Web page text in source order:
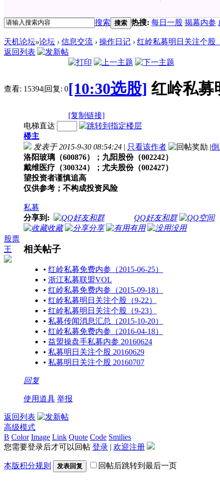
搜索 搜索 热搜: 每日一股 揭幕内参
天机论坛»论坛 › 信息交流 › 操作日记 › 红岭私募明日关注个股
返回列表
查看: 15394|回复: 0[10:30选股] 红岭私募
[复制链接]
股票
王
电梯直达
楼主
发表于 2015-9-30 08:54:24 | 只看该作者 |
洛阳玻璃（600876）；九阳股份（002242）
戴维医疗（300324）；尤夫股份（002427）
望投资者谨慎追高
仅供参考；不构成投资风险
私募
分享到:
QQ好友和群
收藏
分享 有用 没用
相关帖子
• 红岭私募免费内参（2015-06-25）
• 浙江私募联盟VOL
• 红岭私募免费内参（2015-09-18）
• 红岭私募明日关注个股（9-22）
• 红岭私募明日关注个股（9-23）
• 私募传闻消息汇总（2015-10-20）
• 红岭私募免费内参（2016-04-18）
• 益盟操盘手私募内参 20160624
• 私募明日关注个股 20160629
• 私募明日关注个股 20160707
回复
使用道具 举报
返回列表
高级模式
B Color Image Link Quote Code Smilies
您需要登录后才可以回帖 登录 | 欢迎注册
本版积分规则 发表回复 回帖后跳转到最后一页